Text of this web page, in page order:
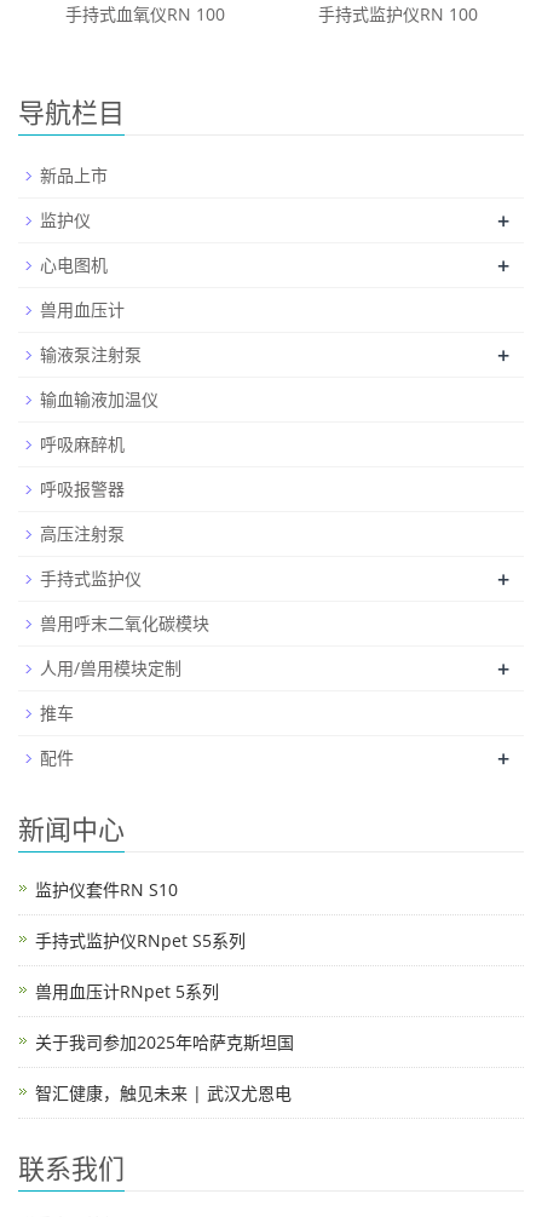
手持式血氧仪RN 100 手持式监护仪RN 100
导航栏目
新品上市
监护仪
+
心电图机 +
兽用血压计
输液泵注射泵
+
输血输液加温仪
呼吸麻醉机
呼吸报警器
高压注射泵
手持式监护仪
+
兽用呼末二氧化碳模块
人用/兽用模块定制
+
推车
配件
+
新闻中心
监护仪套件RN S10
手持式监护仪RNpet S5系列
兽用血压计RNpet 5系列
关于我司参加2025年哈萨克斯坦国
智汇健康，触见未来 | 武汉尤恩电
联系我们